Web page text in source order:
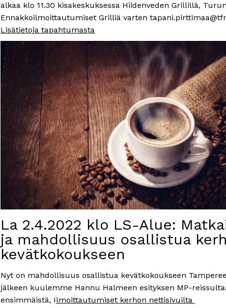
alkaa klo 11.30 kisakeskuksessa Hiidenveden Grillillä,
Ennakkoilmoittautumiset Grilliä varten
Lisätietoja tapahtumasta
La 2.4.2022 klo LS-Alue:
ja mahdollisuus osallistua
kevätkokoukseen
Nyt on mahdollisuus osallistua kevätkokoukseen
jälkeen kuulemme Hannu Halmeen esityksen MP-
ensimmäistä, Ilmoittautumiset kerhon nettisivuilta